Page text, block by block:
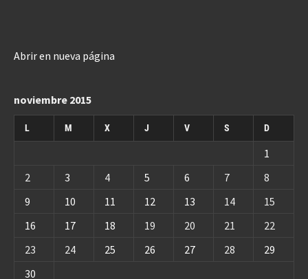
Abrir en nueva página
noviembre 2015
L M X J V S D
1
2
3 4 5 6 7
8
9
10 11 12 13 14
15
16
17 18 19 20 21
22
23
24 25 26 27 28
29
30